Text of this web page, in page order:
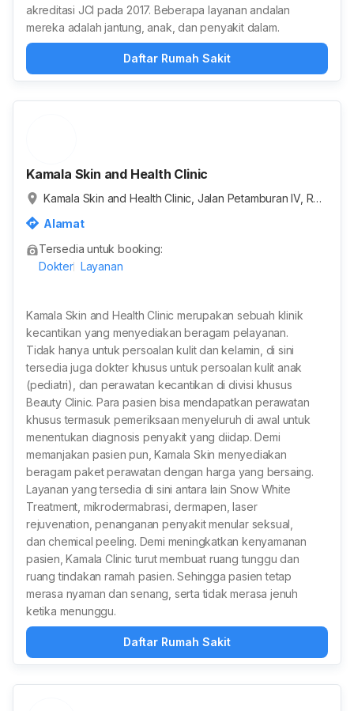
akreditasi JCI pada 2017. Beberapa layanan andalan
mereka adalah jantung, anak, dan penyakit dalam.
Daftar Rumah Sakit
Kamala Skin and Health Clinic
Kamala Skin and Health Clinic, Jalan Petamburan IV, RT.
Alamat
Tersedia untuk booking:
Dokter Layanan
Kamala Skin and Health Clinic merupakan sebuah klinik
kecantikan yang menyediakan beragam pelayanan.
Tidak hanya untuk persoalan kulit dan kelamin, di sini
tersedia juga dokter khusus untuk persoalan kulit anak
(pediatri), dan perawatan kecantikan di divisi khusus
Beauty Clinic. Para pasien bisa mendapatkan perawatan
khusus termasuk pemeriksaan menyeluruh di awal untuk
menentukan diagnosis penyakit yang diidap. Demi
memanjakan pasien pun, Kamala Skin menyediakan
beragam paket perawatan dengan harga yang bersaing.
Layanan yang tersedia di sini antara lain Snow White
Treatment, mikrodermabrasi, dermapen, laser
rejuvenation, penanganan penyakit menular seksual,
dan chemical peeling. Demi meningkatkan kenyamanan
pasien, Kamala Clinic turut membuat ruang tunggu dan
ruang tindakan ramah pasien. Sehingga pasien tetap
merasa nyaman dan senang, serta tidak merasa jenuh
ketika menunggu.
Daftar Rumah Sakit